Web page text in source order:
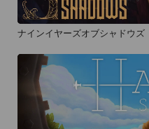
ナインイヤーズオブシャドウズ